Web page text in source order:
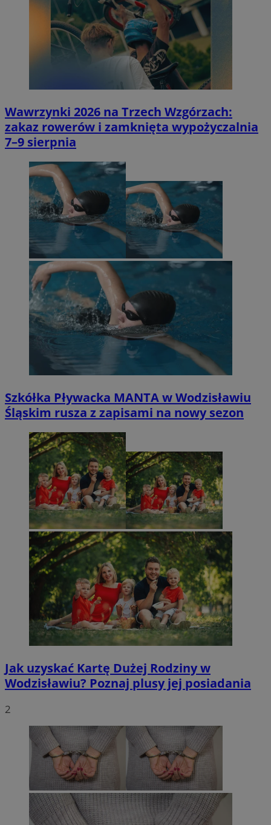
Wawrzynki 2026 na Trzech Wzgórzach:
zakaz rowerów i zamknięta wypożyczalnia
7–9 sierpnia
Szkółka Pływacka MANTA w Wodzisławiu
Śląskim rusza z zapisami na nowy sezon
Jak uzyskać Kartę Dużej Rodziny w
Wodzisławiu? Poznaj plusy jej posiadania
2